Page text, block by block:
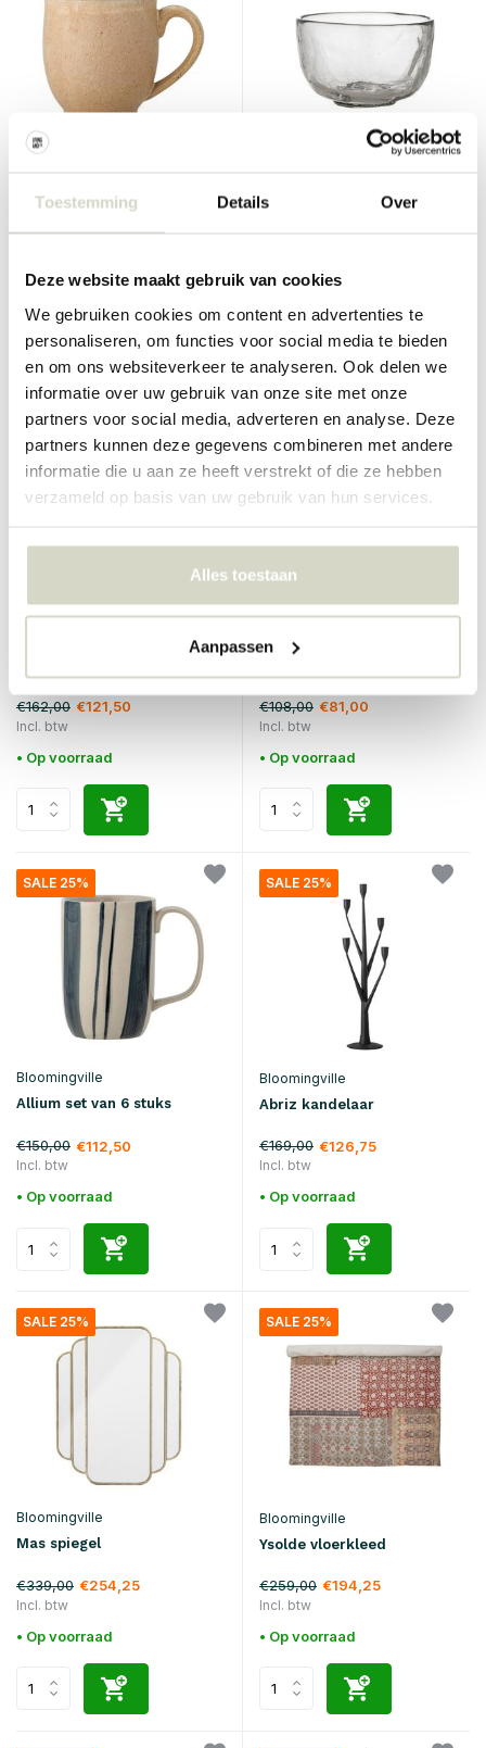
Toestemming Details Over
Deze website maakt gebruik van cookies
We gebruiken cookies om content en advertenties te
personaliseren, om functies voor social media te bieden
en om ons websiteverkeer te analyseren. Ook delen we
informatie over uw gebruik van onze site met onze
partners voor social media, adverteren en analyse. Deze
partners kunnen deze gegevens combineren met andere
informatie die u aan ze heeft verstrekt of die ze hebben
verzameld op basis van uw gebruik van hun services.
Alles toestaan
Aanpassen
stuks
Incl. btw
Lenka schalen 100ml set van
6 stuks
SALE 25%
Bloomingville
Lenka schalen 380ml set van
€162,00 €121,50
Incl. btw
• Op voorraad
SALE 25%
Bloomingville
Allium blauw set van 6 stuks
€108,00 €81,00
Incl. btw
• Op voorraad
SALE 25%
Bloomingville
Allium set van 6 stuks
€150,00 €112,50
Incl. btw
• Op voorraad
SALE 25%
Bloomingville
Abriz kandelaar
€169,00 €126,75
Incl. btw
• Op voorraad
SALE 25%
Bloomingville
Mas spiegel
€339,00 €254,25
Incl. btw
• Op voorraad
SALE 25%
Bloomingville
Ysolde vloerkleed
€259,00 €194,25
Incl. btw
• Op voorraad